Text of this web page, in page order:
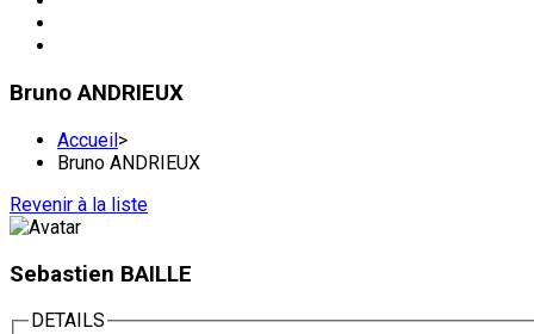
Bruno ANDRIEUX
Accueil>
Bruno ANDRIEUX
Revenir à la liste
Sebastien BAILLE
DETAILS